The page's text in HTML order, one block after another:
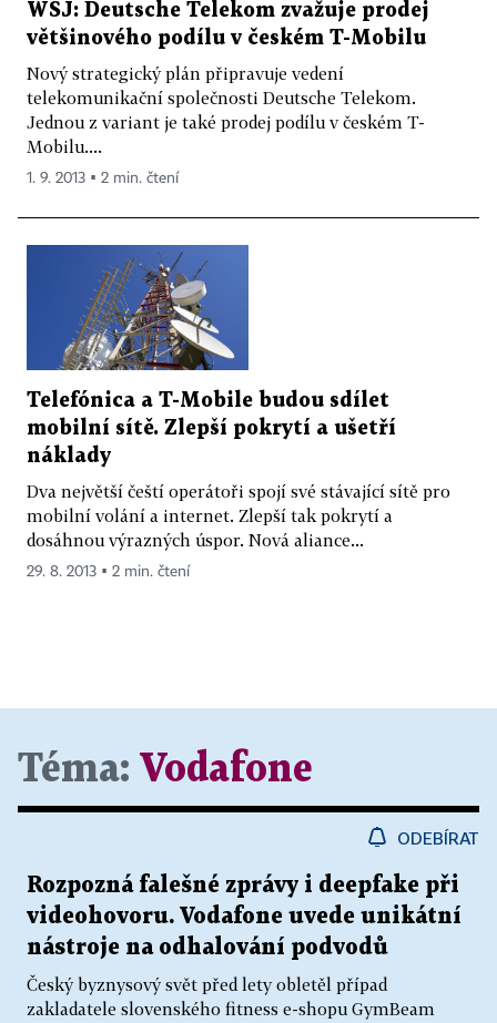
WSJ: Deutsche Telekom zvažuje prodej
většinového podílu v českém T-Mobilu
Nový strategický plán připravuje vedení
telekomunikační společnosti Deutsche Telekom.
Jednou z variant je také prodej podílu v českém T-
Mobilu....
1. 9. 2013 ▪ 2 min. čtení
Telefónica a T-Mobile budou sdílet
mobilní sítě. Zlepší pokrytí a ušetří
náklady
Dva největší čeští operátoři spojí své stávající sítě pro
mobilní volání a internet. Zlepší tak pokrytí a
dosáhnou výrazných úspor. Nová aliance...
29. 8. 2013 ▪ 2 min. čtení
Téma: Vodafone
ODEBÍRAT
Rozpozná falešné zprávy i deepfake při
videohovoru. Vodafone uvede unikátní
nástroje na odhalování podvodů
Český byznysový svět před lety obletěl případ
zakladatele slovenského fitness e-shopu GymBeam